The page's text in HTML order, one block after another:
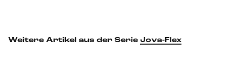
Weitere Artikel aus der Serie Jova-Flex